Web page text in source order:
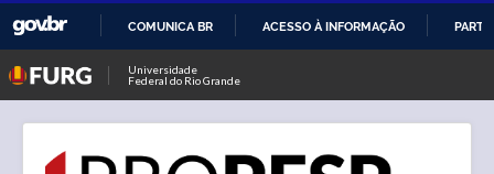
O
CONTEÚDO
COMUNICA BR ACESSO À INFORMAÇÃO
Universidade
Federal do Rio Grande